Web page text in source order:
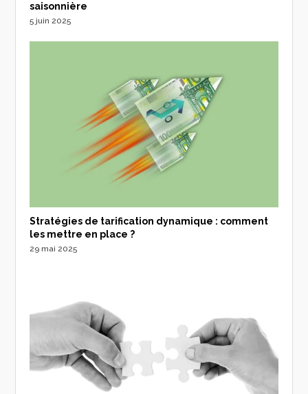
saisonnière
5 juin 2025
Stratégies de tarification dynamique : comment
les mettre en place ?
29 mai 2025